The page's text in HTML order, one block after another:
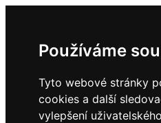
Používáme
Tyto webové stránky
cookies a další
vylepšení